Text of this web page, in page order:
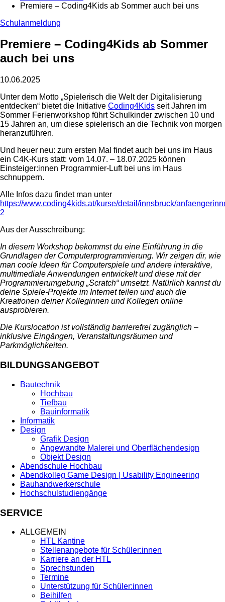
Premiere – Coding4Kids ab Sommer auch bei uns
Schulanmeldung
Premiere – Coding4Kids ab Sommer
auch bei uns
10.06.2025
Unter dem Motto „Spielerisch die Welt der Digitalisierung
entdecken“ bietet die Initiative Coding4Kids seit Jahren im
Sommer Ferienworkshop führt Schulkinder zwischen 10 und
15 Jahren an, um diese spielerisch an die Technik von morgen
heranzuführen.
Und heuer neu: zum ersten Mal findet auch bei uns im Haus
ein C4K-Kurs statt: vom 14.07. – 18.07.2025 können
Einsteiger:innen Programmier-Luft bei uns im Haus
schnuppern.
Alle Infos dazu findet man unter
https://www.coding4kids.at/kurse/detail/innsbruck/
2
Aus der Ausschreibung:
In diesem Workshop bekommst du eine Einführung in die
Grundlagen der Computerprogrammierung. Wir zeigen dir, wie
man coole Ideen für Computerspiele und andere interaktive,
multimediale Anwendungen entwickelt und diese mit der
Programmierumgebung „Scratch“ umsetzt. Natürlich kannst du
deine Spiele-Projekte im Internet teilen und auch die
Kreationen deiner Kolleginnen und Kollegen online
ausprobieren.
Die Kurslocation ist vollständig barrierefrei zugänglich –
inklusive Eingängen, Veranstaltungsräumen und
Parkmöglichkeiten.
BILDUNGSANGEBOT
Bautechnik
Hochbau
Tiefbau
Bauinformatik
Informatik
Design
Grafik Design
Angewandte Malerei und Oberflächendesign
Objekt Design
Abendschule Hochbau
Abendkolleg Game Design | Usability Engineering
Bauhandwerkerschule
Hochschulstudiengänge
SERVICE
ALLGEMEIN
HTL Kantine
Stellenangebote für Schüler:innen
Karriere an der HTL
Sprechstunden
Termine
Unterstützung für Schüler:innen
Beihilfen